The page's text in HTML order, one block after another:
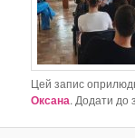
Цей запис
Оксана. Додати до